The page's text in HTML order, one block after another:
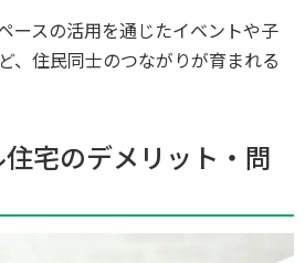
ースの活用を通じたイベントや子
、住民同士のつながりが育まれる
宅のデメリット・問